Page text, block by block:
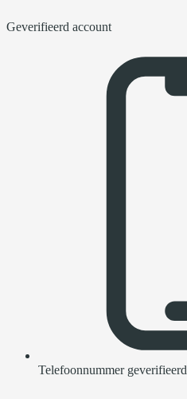
Geverifieerd account
Telefoonnummer geverifieerd